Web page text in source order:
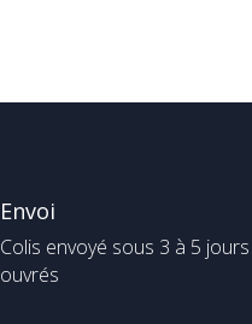
Envoi
Colis envoyé sous 3 à 5 jours
ouvrés